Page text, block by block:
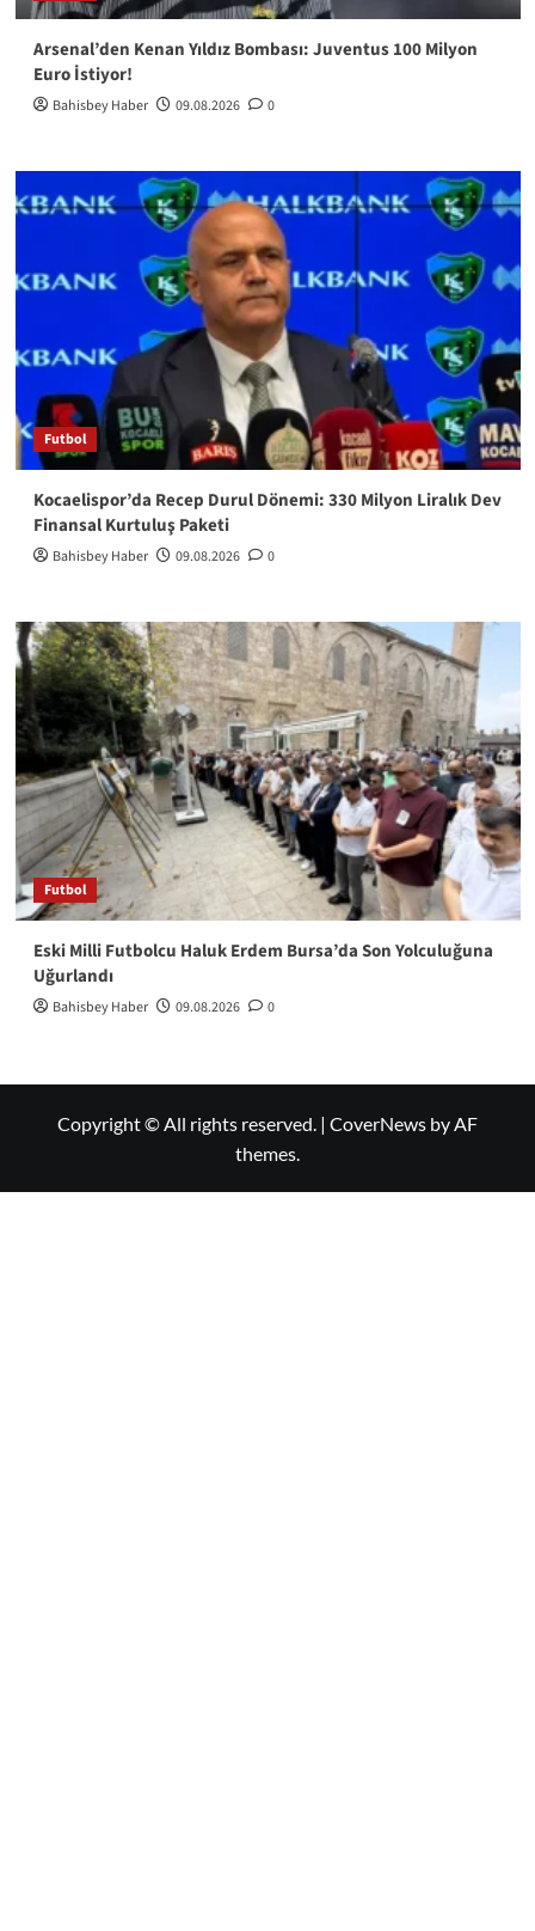
Arsenal’den Kenan Yıldız Bombası: Juventus 100 Milyon
Euro İstiyor!
Bahisbey Haber 09.08.2026 0
Futbol
Kocaelispor’da Recep Durul Dönemi: 330 Milyon Liralık Dev
Finansal Kurtuluş Paketi
Bahisbey Haber 09.08.2026 0
Futbol
Eski Milli Futbolcu Haluk Erdem Bursa’da Son Yolculuğuna
Uğurlandı
Bahisbey Haber 09.08.2026 0
Copyright © All rights reserved. | CoverNews by AF
themes.